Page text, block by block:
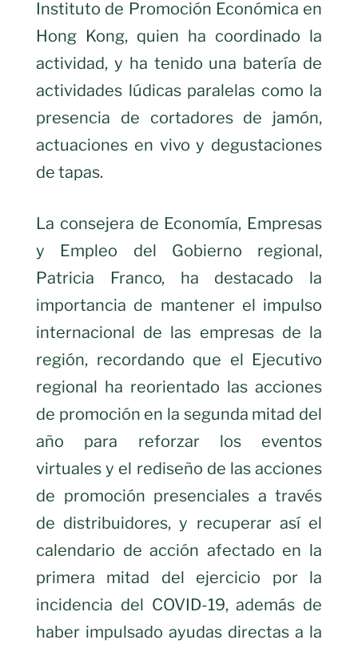
Instituto de Promoción Económica en
Hong Kong, quien ha coordinado la
actividad, y ha tenido una batería de
actividades lúdicas paralelas como la
presencia de cortadores de jamón,
actuaciones en vivo y degustaciones
de tapas.
La consejera de Economía, Empresas
y Empleo del Gobierno regional,
Patricia Franco, ha destacado la
importancia de mantener el impulso
internacional de las empresas de la
región, recordando que el Ejecutivo
regional ha reorientado las acciones
de promoción en la segunda mitad del
año para reforzar los eventos
virtuales y el rediseño de las acciones
de promoción presenciales a través
de distribuidores, y recuperar así el
calendario de acción afectado en la
primera mitad del ejercicio por la
incidencia del COVID-19, además de
haber impulsado ayudas directas a la